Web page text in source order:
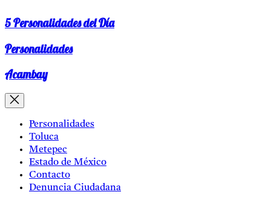
5 Personalidades del Día
Personalidades
Acambay
Personalidades
Toluca
Metepec
Estado de México
Contacto
Denuncia Ciudadana